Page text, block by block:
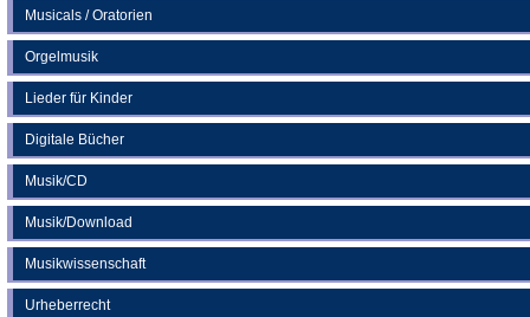
Musicals / Oratorien
Orgelmusik
Lieder für Kinder
Digitale Bücher
Musik/CD
Musik/Download
Musikwissenschaft
Urheberrecht